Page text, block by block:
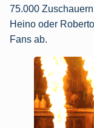
75.000
Heino oder
Fans ab.